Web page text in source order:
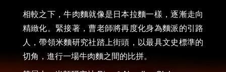
相較之下，牛肉麵就像是日本拉麵一樣，逐漸走向
精緻化。緊接著，曹老師將再度化身為麵派的引路
人，帶領米麵研究社踏上街頭，以最具文史標準的
切角，進行一場牛肉麵之間的比拼。